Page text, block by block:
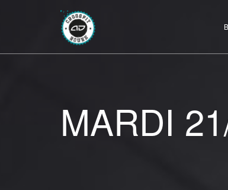
MARDI